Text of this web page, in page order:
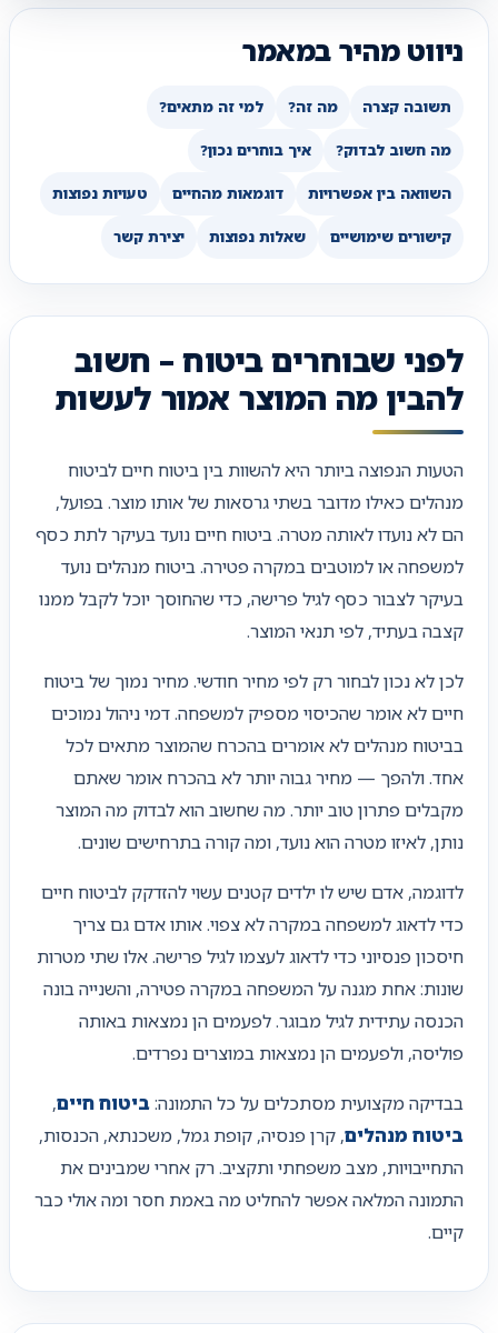
ניווט מהיר במאמר
תשובה קצרה מה זה? למי זה מתאים?
מה חשוב לבדוק? איך בוחרים נכון?
השוואה בין אפשרויות דוגמאות מהחיים טעויות נפוצות
קישורים שימושיים שאלות נפוצות יצירת קשר
לפני שבוחרים ביטוח – חשוב
להבין מה המוצר אמור לעשות
הטעות הנפוצה ביותר היא להשוות בין ביטוח חיים לביטוח
מנהלים כאילו מדובר בשתי גרסאות של אותו מוצר. בפועל,
הם לא נועדו לאותה מטרה. ביטוח חיים נועד בעיקר לתת כסף
למשפחה או למוטבים במקרה פטירה. ביטוח מנהלים נועד
בעיקר לצבור כסף לגיל פרישה, כדי שהחוסך יוכל לקבל ממנו
קצבה בעתיד, לפי תנאי המוצר.
לכן לא נכון לבחור רק לפי מחיר חודשי. מחיר נמוך של ביטוח
חיים לא אומר שהכיסוי מספיק למשפחה. דמי ניהול נמוכים
בביטוח מנהלים לא אומרים בהכרח שהמוצר מתאים לכל
אחד. ולהפך — מחיר גבוה יותר לא בהכרח אומר שאתם
מקבלים פתרון טוב יותר. מה שחשוב הוא לבדוק מה המוצר
נותן, לאיזו מטרה הוא נועד, ומה קורה בתרחישים שונים.
לדוגמה, אדם שיש לו ילדים קטנים עשוי להזדקק לביטוח חיים
כדי לדאוג למשפחה במקרה לא צפוי. אותו אדם גם צריך
חיסכון פנסיוני כדי לדאוג לעצמו לגיל פרישה. אלו שתי מטרות
שונות: אחת מגנה על המשפחה במקרה פטירה, והשנייה בונה
הכנסה עתידית לגיל מבוגר. לפעמים הן נמצאות באותה
פוליסה, ולפעמים הן נמצאות במוצרים נפרדים.
בבדיקה מקצועית מסתכלים על כל התמונה:ביטוח חיים,
ביטוח מנהלים, קרן פנסיה, קופת גמל, משכנתא, הכנסות,
התחייבויות, מצב משפחתי ותקציב. רק אחרי שמבינים את
התמונה המלאה אפשר להחליט מה באמת חסר ומה אולי כבר
קיים.